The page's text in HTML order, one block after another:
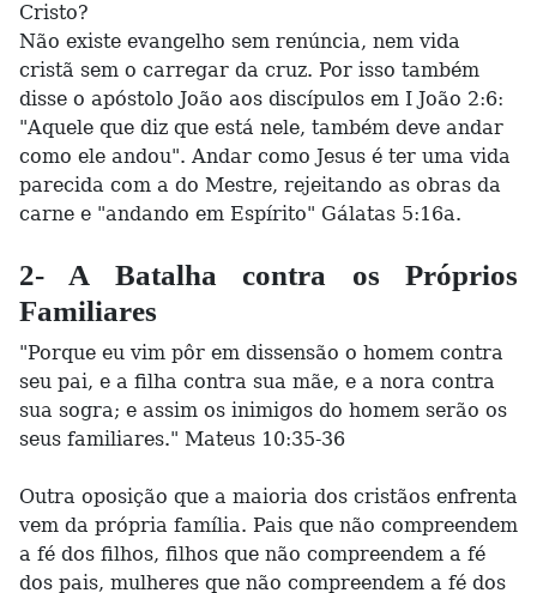
Cristo?
Não existe evangelho sem renúncia, nem vida
cristã sem o carregar da cruz. Por isso também
disse o apóstolo João aos discípulos em I João 2:6:
"Aquele que diz que está nele, também deve andar
como ele andou". Andar como Jesus é ter uma vida
parecida com a do Mestre, rejeitando as obras da
carne e "andando em Espírito" Gálatas 5:16a.
2- A Batalha contra os Próprios
Familiares
"Porque eu vim pôr em dissensão o homem contra
seu pai, e a filha contra sua mãe, e a nora contra
sua sogra; e assim os inimigos do homem serão os
seus familiares." Mateus 10:35-36
Outra oposição que a maioria dos cristãos enfrenta
vem da própria família. Pais que não compreendem
a fé dos filhos, filhos que não compreendem a fé
dos pais, mulheres que não compreendem a fé dos